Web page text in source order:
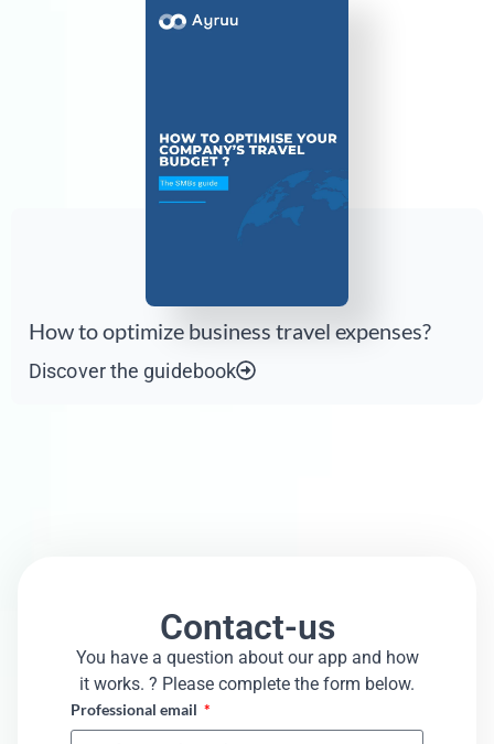
How to optimize business travel expenses?
Discover the guidebook
Contact-us
You have a question about our app and how
it works. ? Please complete the form below.​
Professional email